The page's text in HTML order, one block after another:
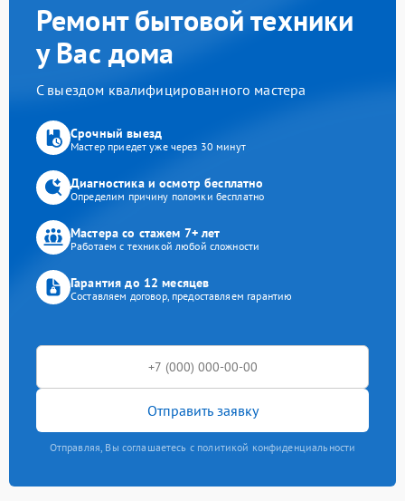
Ремонт бытовой техники
у Вас дома
С выездом квалифицированного мастера
Срочный выезд
Мастер приедет уже через 30 минут
Диагностика и осмотр бесплатно
Определим причину поломки бесплатно
Мастера со стажем 7+ лет
Работаем с техникой любой сложности
Гарантия до 12 месяцев
Составляем договор, предоставляем гарантию
Отправить заявку
Отправляя, Вы соглашаетесь с политикой конфиденциальности